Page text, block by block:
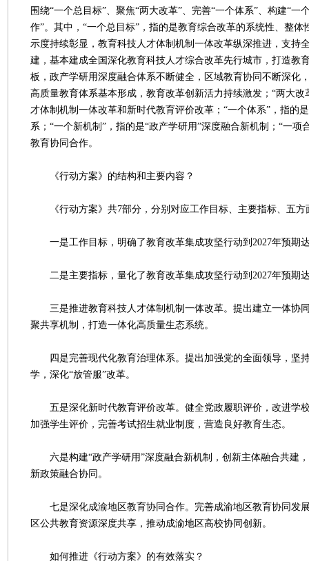
围绕“一个总目标”、聚焦“两大改革”、完善“一个体系”、构建“一
作”。其中，“一个总目标”，指的是教育综合改革的系统性、整体
示度持续彰显，教育科技人才体制机制一体改革纵深推进，支持
建，基本建成全国深化教育科技人才综合改革先行城市，打造教
板，政产学研用深度融合体系不断健全，区域教育协同不断深化
高质量教育体系基本形成，教育改革创新活力持续激发；“两大改
才体制机制一体改革和新时代教育评价改革；“一个体系”，指的
系；“一个新机制”，指的是“政产学研用”深度融合新机制；“一项
教育协同合作。
《行动方案》的结构和主要内容？
《行动方案》共7部分，分别对应工作目标、主要指标、五方
一是工作目标，明确了教育改革集成攻坚行动到2027年预期
二是主要指标，量化了教育改革集成攻坚行动到2027年预期
三是推进教育科技人才体制机制一体改革。提出建立一体协
聚共享机制，打造一体化高质量生态系统。
四是完善现代化教育治理体系。提出加强党的全面领导，坚
学，深化“放管服”改革。
五是深化新时代教育评价改革。健全党政履职评价，改进学
加强学生评价，完善考试招生就业制度，营造良好教育生态。
六是构建“政产学研用”深度融合新机制，创新主体融合共建
新政策融合协同。
七是深化成渝地区教育协同合作。完善成渝地区教育协同发
区公共教育资源深度共享，推动成渝地区高校协同创新。
如何推进《行动方案》的有效落实？